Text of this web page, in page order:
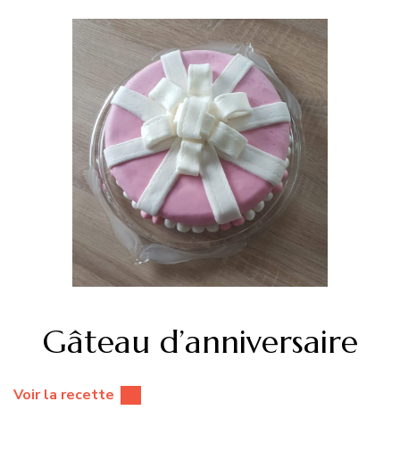
Gâteau d’anniversaire
Voir la recette